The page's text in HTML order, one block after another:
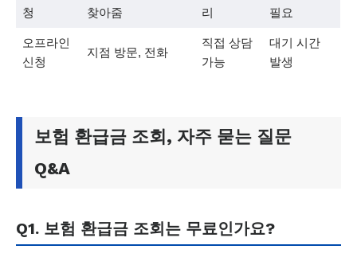
청 찾아줌 리 필요
오프라인
신청
지점 방문, 전화
직접 상담
가능
대기 시간
발생
보험 환급금 조회, 자주 묻는 질문
Q&A
Q1. 보험 환급금 조회는 무료인가요?